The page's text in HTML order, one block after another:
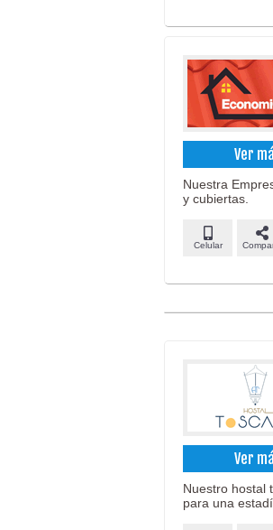
Ver
Nuestra
y cubiertas.
Celular
Ver
Nuestro hostal
para una